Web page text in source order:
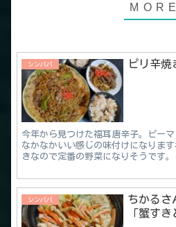
シンパパ ピリ辛焼
今年から見つけた福耳唐辛子。ピー
なかなかいい感じの味付けになりま
きなので定番の野菜になりそうです。
シンパパ
ちかる
「蟹す